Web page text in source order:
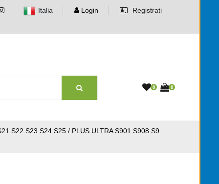
Italia Login Registrati
0 0
S22 S23 S24 S25 / PLUS ULTRA S901 S908 S9